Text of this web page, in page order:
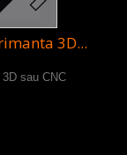
3D...
sau CNC